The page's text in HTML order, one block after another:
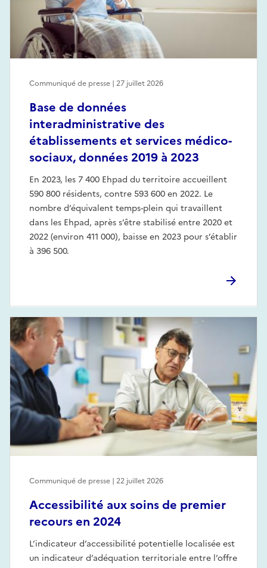
Base de données
interadministrative des
établissements et services médico-
sociaux, données 2019 à 2023
En 2023, les 7 400 Ehpad du territoire accueillent
590 800 résidents, contre 593 600 en 2022. Le
nombre d’équivalent temps-plein qui travaillent
dans les Ehpad, après s’être stabilisé entre 2020 et
2022 (environ 411 000), baisse en 2023 pour s’établir
à 396 500.
Communiqué de presse | 27 juillet 2026
Accessibilité aux soins de premier
recours en 2024
L’indicateur d’accessibilité potentielle localisée est
un indicateur d’adéquation territoriale entre l’offre
Communiqué de presse | 22 juillet 2026